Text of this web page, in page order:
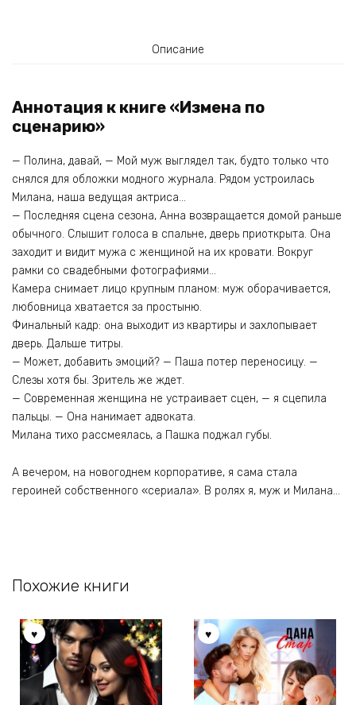
Описание
Аннотация к книге «Измена по
сценарию»
— Полина, давай, — Мой муж выглядел так, будто только что
снялся для обложки модного журнала. Рядом устроилась
Милана, наша ведущая актриса…
— Последняя сцена сезона, Анна возвращается домой раньше
обычного. Слышит голоса в спальне, дверь приоткрыта. Она
заходит и видит мужа с женщиной на их кровати. Вокруг
рамки со свадебными фотографиями…
Камера снимает лицо крупным планом: муж оборачивается,
любовница хватается за простыню.
Финальный кадр: она выходит из квартиры и захлопывает
дверь. Дальше титры.
— Может, добавить эмоций? — Паша потер переносицу. —
Слезы хотя бы. Зритель же ждет.
— Современная женщина не устраивает сцен, — я сцепила
пальцы. — Она нанимает адвоката.
Милана тихо рассмеялась, а Пашка поджал губы.
А вечером, на новогоднем корпоративе, я сама стала
героиней собственного «сериала». В ролях я, муж и Милана…
Похожие книги